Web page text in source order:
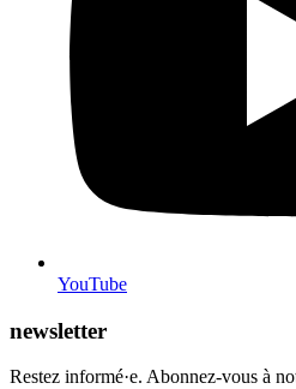
YouTube
newsletter
Restez informé·e. Abonnez-vous à